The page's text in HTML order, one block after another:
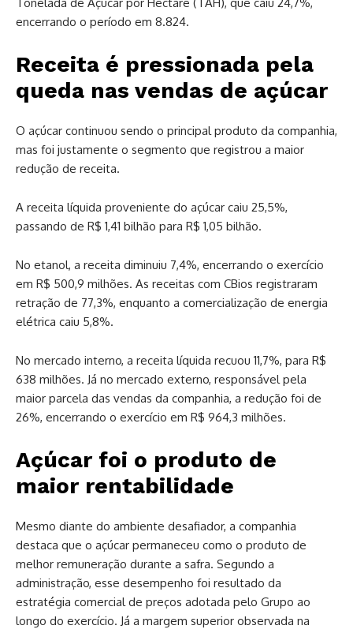
encerrando o período em 8.824.
Receita é pressionada pela
queda nas vendas de açúcar
O açúcar continuou sendo o principal produto da companhia,
mas foi justamente o segmento que registrou a maior
redução de receita.
A receita líquida proveniente do açúcar caiu 25,5%,
passando de R$ 1,41 bilhão para R$ 1,05 bilhão.
No etanol, a receita diminuiu 7,4%, encerrando o exercício
em R$ 500,9 milhões. As receitas com CBios registraram
retração de 77,3%, enquanto a comercialização de energia
elétrica caiu 5,8%.
No mercado interno, a receita líquida recuou 11,7%, para R$
638 milhões. Já no mercado externo, responsável pela
maior parcela das vendas da companhia, a redução foi de
26%, encerrando o exercício em R$ 964,3 milhões.
Açúcar foi o produto de
maior rentabilidade
Mesmo diante do ambiente desafiador, a companhia
destaca que o açúcar permaneceu como o produto de
melhor remuneração durante a safra. Segundo a
administração, esse desempenho foi resultado da
estratégia comercial de preços adotada pelo Grupo ao
longo do exercício. Já a margem superior observada na